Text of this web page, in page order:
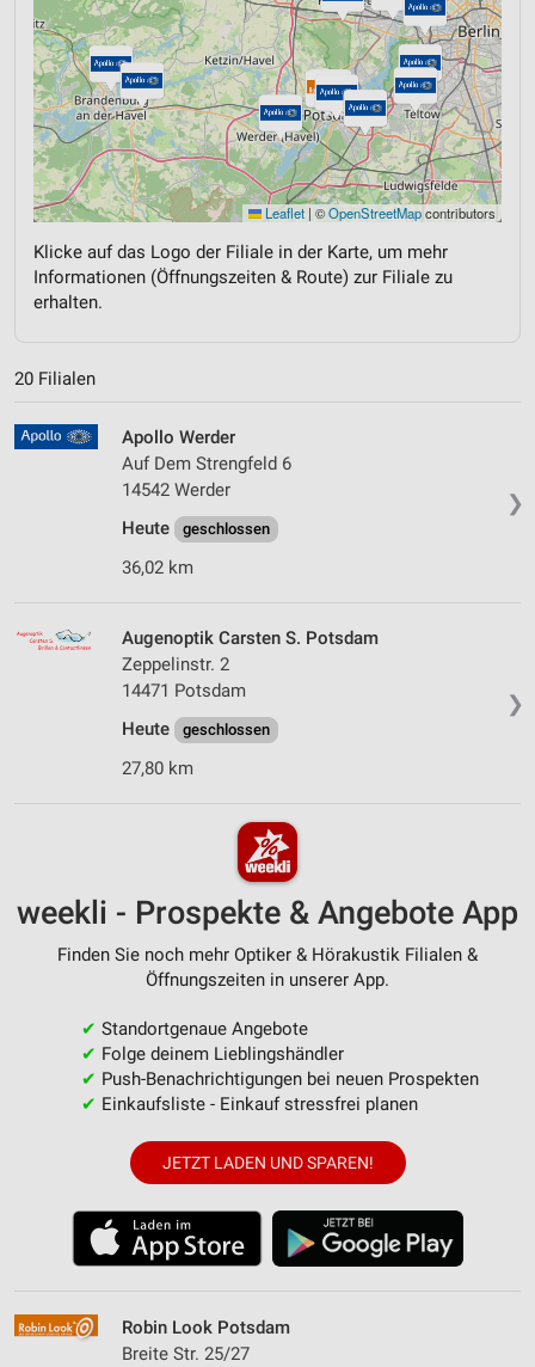
Leaflet | ©OpenStreetMapcontributors
Klicke auf das Logo der Filiale in der Karte, um mehr
Informationen (Öffnungszeiten & Route) zur Filiale zu
erhalten.
20 Filialen
❯
Apollo Werder
Auf Dem Strengfeld 6
14542 Werder
Heute
geschlossen
36,02 km
❯
Augenoptik Carsten S. Potsdam
Zeppelinstr. 2
14471 Potsdam
Heute
geschlossen
27,80 km
weekli - Prospekte & Angebote App
Finden Sie noch mehr Optiker & Hörakustik Filialen &
Öffnungszeiten in unserer App.
✔ Standortgenaue Angebote
✔ Folge deinem Lieblingshändler
✔ Push-Benachrichtigungen bei neuen Prospekten
✔ Einkaufsliste - Einkauf stressfrei planen
JETZT LADEN UND SPAREN!
Robin Look Potsdam
Breite Str. 25/27